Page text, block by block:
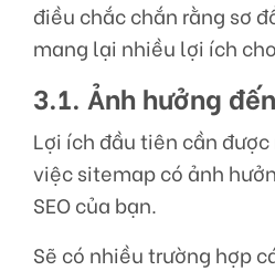
điều chắc chắn rằng sơ
mang lại nhiều lợi ích
3.1. Ảnh hưởng
Lợi ích đầu tiên cần
việc sitemap có ảnh
SEO của bạn.
Sẽ có nhiều trường hợp